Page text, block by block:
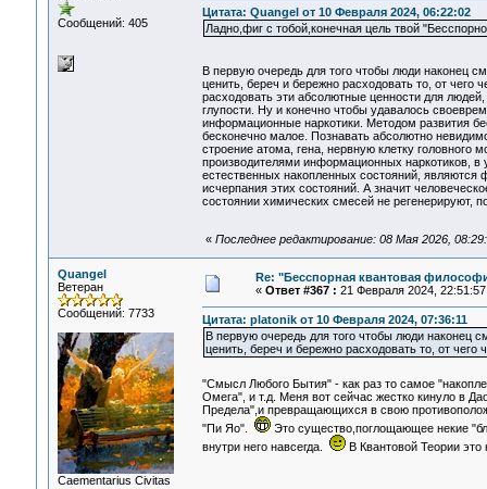
Сообщений: 405
Цитата: Quangel от 10 Февраля 2024, 06:22:02
Ладно,фиг с тобой,конечная цель твой
В первую очередь для того чтобы люди наконец
ценить, береч и бережно расходовать то, от чего
расходовать эти абсолютные ценности для
глупости. Ну и конечно чтобы удавалось
информационные наркотики. Методом развития
бесконечно малое. Познавать абсолютно
строение атома, гена, нервную клетку
производителями информационных наркотиков, в
естественных накопленных состояний, являются
исчерпания этих состояний. А значит
состоянии химических смесей не регенерируют,
« Последнее редактирование: 08 Мая 2026,
Quangel
Ветеран
Сообщений: 7733
Сaementarius Civitas
Re: "Бесспорная квантовая
« Ответ #367 : 21 Февраля 2024,
Цитата: platonik от 10 Февраля 2024, 07:36:11
В первую очередь для того чтобы люди наконец
ценить, береч и бережно расходовать то, от
"Смысл Любого Бытия" - как раз то самое
Омега", и т.д. Меня вот сейчас жестко кинуло в
Предела",и превращающихся в свою
"Пи Яо".
Это существо,поглощающее некие
внутри него навсегда.
В Квантовой Теории